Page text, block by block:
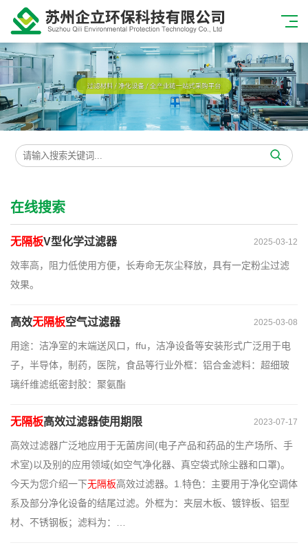
在线搜索
2025-03-12
无隔板V型化学过滤器
效率高，阻力低使用方便，长寿命无灰尘释放，具有一定粉尘过滤
效果。
2025-03-08
高效无隔板空气过滤器
用途：洁净室的末端送风口，ffu，洁净设备等安装形式广泛用于电
子，半导体，制药，医院，食品等行业外框：铝合金滤料：超细玻
璃纤维滤纸密封胶：聚氨酯
2023-07-17
无隔板高效过滤器使用期限
高效过滤器广泛地应用于无菌房间(电子产品和药品的生产场所、手
术室)以及别的应用领域(如空气净化器、真空袋式除尘器和口罩)。
今天为您介绍一下无隔板高效过滤器。1.特色：主要用于净化空调体
系及部分净化设备的结尾过滤。外框为：夹层木板、镀锌板、铝型
材、不锈钢板；滤料为：…